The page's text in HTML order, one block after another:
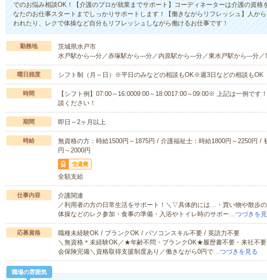
でのお悩み相談OK！【介護のプロが就業までサポート】コーディネーターは介護の資格
なたのお仕事スタートまでしっかりサポートします！【働きながらリフレッシュ】人か
われたり、レクで体操など自分もリフレッシュしながら働けるお仕事です！
勤務地
茨城県水戸市
水戸駅から---分／赤塚駅から---分／内原駅から---分／東水戸駅から---分／
曜日頻度 シフト制（月～日）※平日のみなどの相談もOK※週3日などの相談もOK
時間
【シフト例】07:00～16:0009:00～18:0017:00～09:00※ 上記は一例です
談ください！
期間 即日～2ヶ月以上
時給
無資格の方：時給1500円～1875円 / 介護福祉士：時給1800円～2250円 /
円～2000円
交通費
全額支給
仕事内容
介護関連
／利用者の方の日常生活をサポート！＼▽具体的には…・買い物や散歩
体操などのレク参加・食事の準備・入浴やトイレ時のサポー…つづきを
応募資格
職種未経験OK / ブランクOK / パソコンスキル不要 / 英語力不要
＼無資格＊未経験OK／★年齢不問・ブランクOK★履歴書不要・来社不
会保険完備＼資格取得支援制度あり／働きながら0円で…つづきを見る
職場の雰囲気